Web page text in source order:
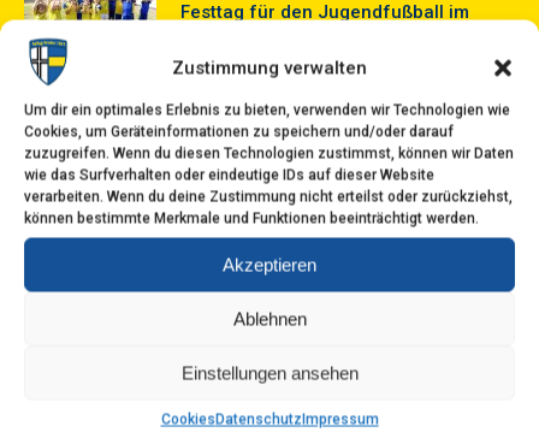
Zustimmung verwalten
Um dir ein optimales Erlebnis zu bieten, verwenden wir Technologien wie
Cookies, um Geräteinformationen zu speichern und/oder darauf
zuzugreifen. Wenn du diesen Technologien zustimmst, können wir Daten
wie das Surfverhalten oder eindeutige IDs auf dieser Website
verarbeiten. Wenn du deine Zustimmung nicht erteilst oder zurückziehst,
können bestimmte Merkmale und Funktionen beeinträchtigt werden.
Akzeptieren
Ablehnen
Einstellungen ansehen
CookiesDatenschutzImpressum
Festtag für den Jugendfußball im
Saisonabschluss der D1: Ein heißes
Wochenende voller Teamgeist, Spaß
und internationaler Fußballluft!
Die D1 schreibt Geschichte!
21. Juni 2026